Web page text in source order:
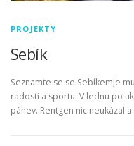
PROJEKTY
Sebík
Seznamte se se SebíkemJe
radosti a sportu. V lednu po
pánev. Rentgen nic neukázal